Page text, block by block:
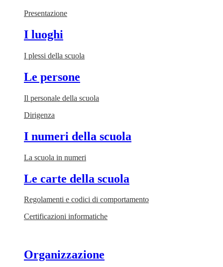
Presentazione
I luoghi
I plessi della scuola
Le persone
Il personale della scuola
Dirigenza
I numeri della scuola
La scuola in numeri
Le carte della scuola
Regolamenti e codici di comportamento
Certificazioni informatiche
Organizzazione